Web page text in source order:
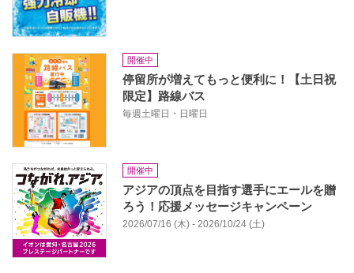
開催中
停留所が増えてもっと便利に！【土日祝
限定】路線バス
毎週土曜日・日曜日
開催中
アジアの頂点を目指す選手にエールを贈
ろう！応援メッセージキャンペーン
2026/07/16 (木) - 2026/10/24 (土)